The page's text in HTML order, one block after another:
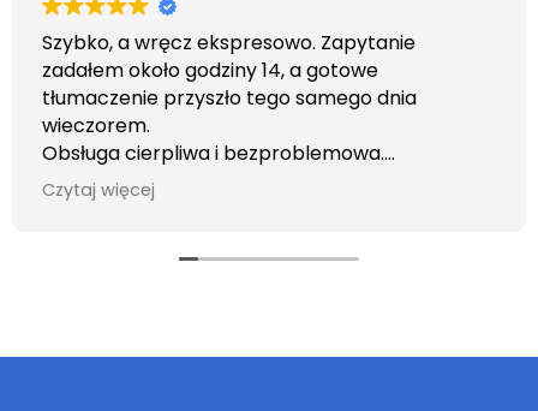
Szybko, a wręcz ekspresowo. Zapytanie
zadałem około godziny 14, a gotowe
tłumaczenie przyszło tego samego dnia
wieczorem.
Obsługa cierpliwa i bezproblemowa.
Otrzymałem wszelkie informacje i porady jaka
usługa będzie dla mnie najlepsza. Faktura także
Czytaj więcej